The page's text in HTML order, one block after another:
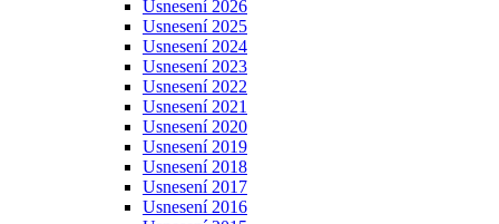
Usnesení 2026
Usnesení 2025
Usnesení 2024
Usnesení 2023
Usnesení 2022
Usnesení 2021
Usnesení 2020
Usnesení 2019
Usnesení 2018
Usnesení 2017
Usnesení 2016